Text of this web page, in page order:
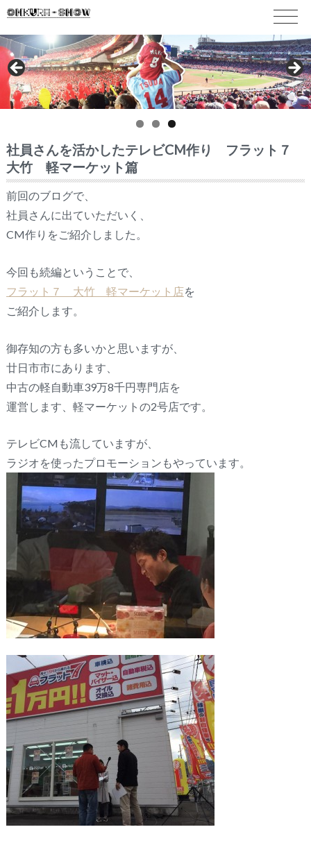
社員さんを活かしたテレビCM作り フラット７
大竹 軽マーケット篇
前回のブログで、
社員さんに出ていただいく、
CM作りをご紹介しました。
今回も続編ということで、
フラット７ 大竹 軽マーケット店を
ご紹介します。
御存知の方も多いかと思いますが、
廿日市市にあります、
中古の軽自動車39万8千円専門店を
運営します、軽マーケットの2号店です。
テレビCMも流していますが、
ラジオを使ったプロモーションもやっています。